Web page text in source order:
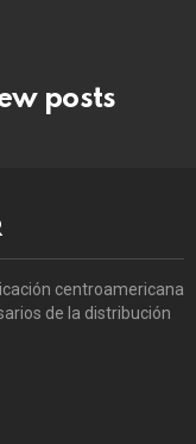
posts
centroamericana
de la distribución